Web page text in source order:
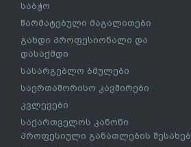
საბჭო
წარმატებული მაგალითები
გახდი პროფესიონალი და
დასაქმდი
სასარგებლო ბმულები
საერთაშორისო კავშირები
კვლევები
საქართველოს კანონი
პროფესიული განათლების შესახებ